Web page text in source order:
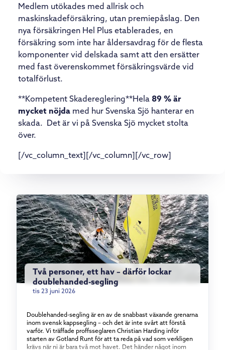
Medlem utökades med allrisk och
maskinskadeförsäkring, utan premiepåslag. Den
nya försäkringen Hel Plus etablerades, en
försäkring som inte har åldersavdrag för de flesta
komponenter vid delskada samt att den ersätter
med fast överenskommet försäkringsvärde vid
totalförlust.
**Kompetent Skadereglering**Hela 89 % är
mycket nöjda med hur Svenska Sjö hanterar en
skada. Det är vi på Svenska Sjö mycket stolta
över.
[/vc_column_text][/vc_column][/vc_row]
Två personer, ett hav – därför lockar
doublehanded-segling
tis 23 juni 2026
Doublehanded-segling är en av de snabbast växande grenarna
inom svensk kappsegling – och det är inte svårt att förstå
varför. Vi träffade proffsseglaren Christian Harding inför
starten av Gotland Runt för att ta reda på vad som verkligen
krävs när ni är bara två mot havet. Det händer något inom